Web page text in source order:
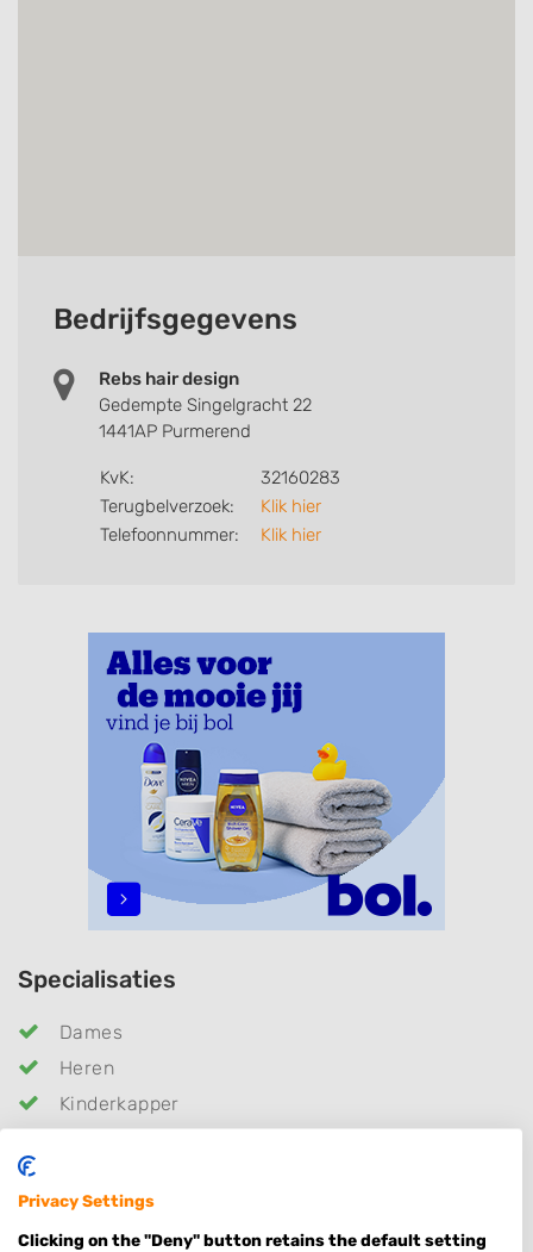
Bedrijfsgegevens
Rebs hair design
Gedempte Singelgracht 22
1441AP Purmerend
KvK:
32160283
Terugbelverzoek:
Klik hier
Telefoonnummer:
Klik hier
Specialisaties
Dames
Heren
Kinderkapper
Kleuren
Epileren
Privacy Settings
Clicking on the "Deny" button retains the default setting